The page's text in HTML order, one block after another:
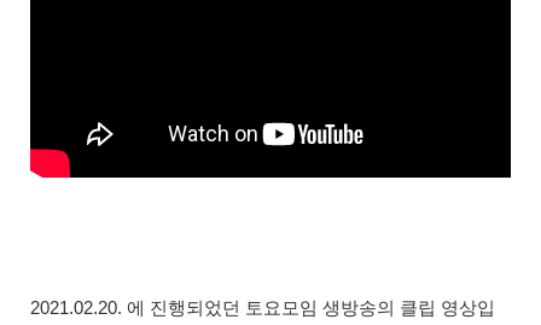
2021.02.20. 에 진행되었던 토요모임 생방송의 클립 영상입